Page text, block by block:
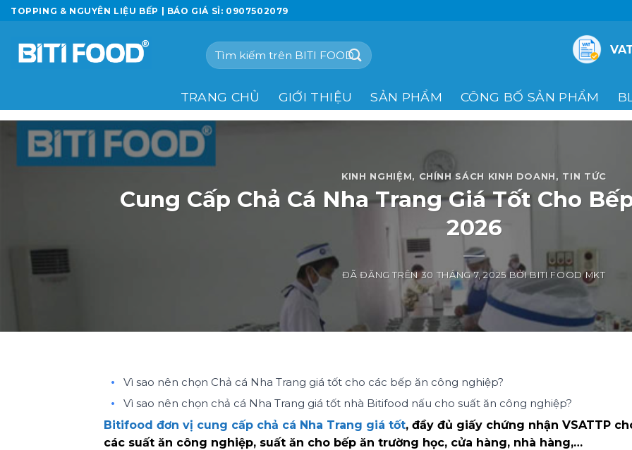
Chuyển
đến
dung
TOPPING & NGUYÊN LIỆU BẾP | BÁO GIÁ SỈ: 0907502079
Tìm
kiếm:
TRANG CHỦ GIỚI THIỆU SẢN PHẨM CÔNG BỐ SẢN PHẨM
KINH NGHIỆM, CHÍNH SÁCH KINH DOANH , TIN TỨC
Cung Cấp Chả Cá Nha Trang Giá Tốt Cho
2026
ĐÃ ĐĂNG TRÊN30 THÁNG 7, 2025 BỞIBITI FOOD MKT
Vì sao nên chọn Chả cá Nha Trang giá tốt cho các bếp ăn công nghiệp?
Vì sao nên chọn chả cá Nha Trang giá tốt nhà Bitifood nấu cho suất ăn công nghiệp?
Bitifood đơn vị cung cấp chả cá Nha Trang giá tốt, đầy đủ giấy chứng nhận VSATTP
các suất ăn công nghiệp, suất ăn cho bếp ăn trường học, cửa hàng, nhà hàng,…